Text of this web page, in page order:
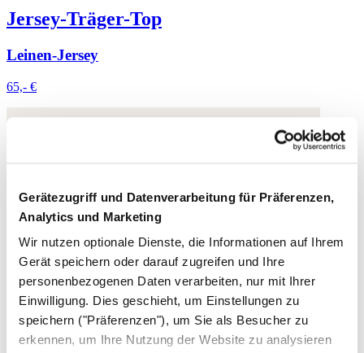
Gerätezugriff und Datenverarbeitung für Präferenzen,
Analytics und Marketing
Wir nutzen optionale Dienste, die Informationen auf Ihrem
Gerät speichern oder darauf zugreifen und Ihre
personenbezogenen Daten verarbeiten, nur mit Ihrer
Einwilligung. Dies geschieht, um Einstellungen zu
speichern ("Präferenzen"), um Sie als Besucher zu
erkennen, um Ihre Nutzung der Website zu analysieren
Jersey-Träger-Top
Leinen-Jersey
65,- €